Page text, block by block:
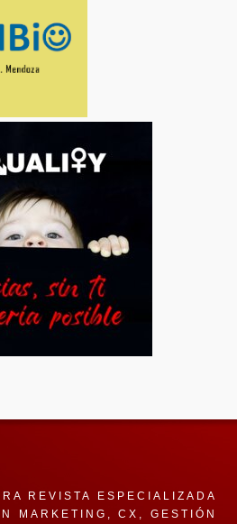
REVISTA ESPECIALIZADA
MARKETING, CX, GESTIÓN